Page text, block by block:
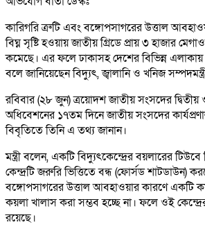
কারিগরি ত্রুটি এবং বঙ্গোপসাগরের উত্তাল
বিঘ্ন সৃষ্টি হওয়ায় জাতীয় গ্রিডে প্রায় ৩ হাজার
কমেছে। এর ফলে ঢাকাসহ দেশের বিভিন্ন
বলে জানিয়েছেন বিদ্যুৎ, জ্বালানি ও খনিজ
রবিবার (২৮ জুন) ত্রয়োদশ জাতীয় সংসদের দ্বিতীয়
অধিবেশনের ১৭তম দিনে জাতীয় সংসদের
বিবৃতিতে তিনি এ তথ্য জানান।
মন্ত্রী বলেন, একটি বিদ্যুৎকেন্দ্রের বয়লারের
কেন্দ্রটি জরুরি ভিত্তিতে বন্ধ (ফোর্সড শাটডাউন)
বঙ্গোপসাগরের উত্তাল আবহাওয়ার কারণে একটি
কয়লা খালাস করা সম্ভব হচ্ছে না। ফলে ওই
রয়েছে।